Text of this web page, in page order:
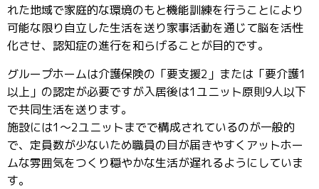
れた地域で家庭的な環境のもと機能訓練を行うことにより
可能な限り自立した生活を送り家事活動を通じて脳を活性
化させ、認知症の進行を和らげることが目的です。
グループホームは介護保険の「要支援2」または「要介護1
以上」の認定が必要ですが入居後は1ユニット原則9人以下
で共同生活を送ります。
施設には1～2ユニットまでで構成されているのが一般的
で、定員数が少ないため職員の目が届きやすくアットホー
ムな雰囲気をつくり穏やかな生活が遅れるようにしていま
す。